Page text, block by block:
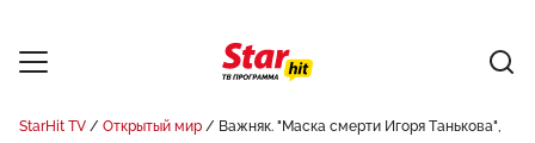
StarHit TV Открытый мир
Важняк. "Маска смерти Игоря Танькова",